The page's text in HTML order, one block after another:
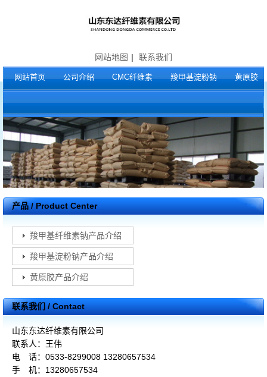
网站地图 | 联系我们
网站首页 公司介绍 CMC纤维素 羧甲基淀粉钠 黄原胶
产品 / Product Center
羧甲基纤维素钠产品介绍
羧甲基淀粉钠产品介绍
黄原胶产品介绍
联系我们 / Contact
山东东达纤维素有限公司
联系人：王伟
电 话：0533-8299008 13280657534
手 机：13280657534